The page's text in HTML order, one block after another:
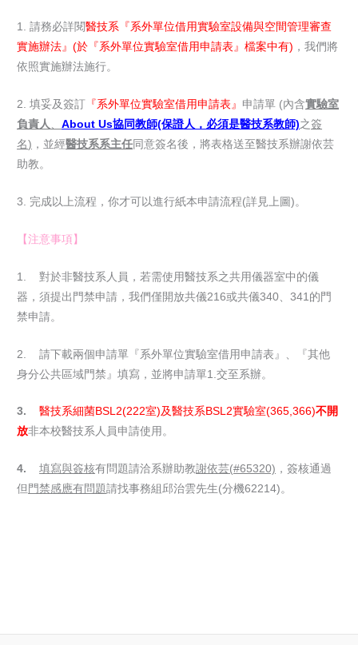
1. 請務必詳閱醫技系『系外單位借用實驗室設備與空間管理審查
實施辦法』(於『系外單位實驗室借用申請表』檔案中有) ，我們將
依照實施辦法施行。
2. 填妥及簽訂 『系外單位實驗室借用申請表』 申請單 (內含實驗室
負責人 、About Us協同教師(保證人，必須是醫技系教師)之 簽
名) ，並經醫技系系主任 同意簽名後，將表格送至醫技系辦謝依芸
助教。
3. 完成以上流程，你才可以進行紙本申請流程(詳見上圖)。
【注意事項】
1. 對於非醫技系人員，若需使用醫技系之共用儀器室中的儀
器，須提出門禁申請，我們僅開放共儀216或共儀340、341的門
禁申請。
2. 請下載兩個申請單『系外單位實驗室借用申請表』、『其他
身分公共區域門禁』填寫，並將申請單1.交至系辦。
3. 醫技系細菌BSL2(222室)及醫技系BSL2實驗室(365,366)不開
放非本校醫技系人員申請使用。
4.填寫與簽核有問題請洽系辦助教謝依芸(#65320) ，簽核通過
但 門禁感應有問題請找事務組邱治雲先生(分機62214)。